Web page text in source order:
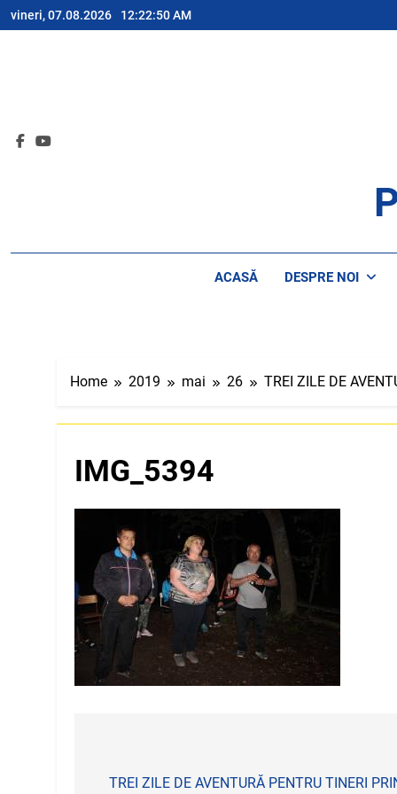
Skip
to
vineri, 07.08.2026 12:22:50 AM
ACASĂ DESPRE NOI
Home 2019 mai 26 TREI ZILE DE
IMG_5394
TREI ZILE DE AVENTURĂ PENTRU TINERI